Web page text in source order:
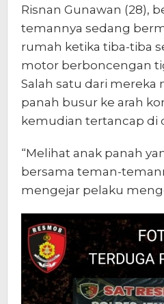
Risnan Gunawan (28),
temannya sedang
rumah ketika tiba-tiba
motor berboncengan
Salah satu dari mereka
panah busur ke arah
kemudian tertancap di
“Melihat anak panah
bersama teman-
mengejar pelaku